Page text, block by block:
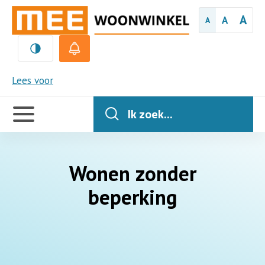
A A A
Lees voor
MEE
Handige
links
Ik zoek...
Wonen zonder
beperking